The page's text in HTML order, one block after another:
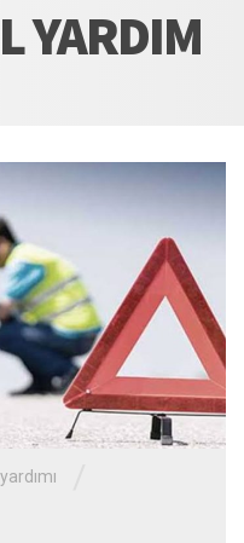
YARDIM